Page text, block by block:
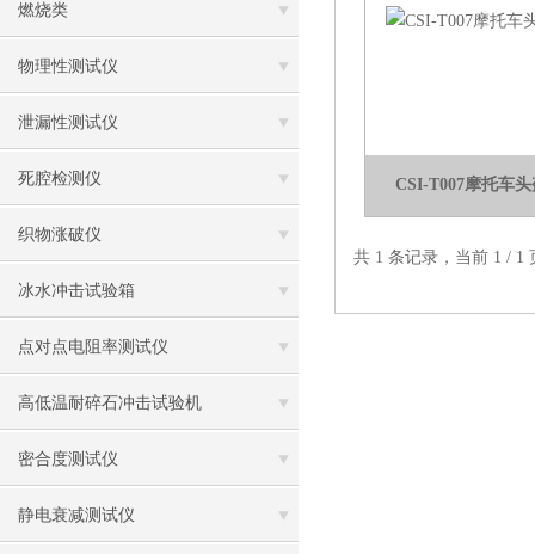
燃烧类
物理性测试仪
泄漏性测试仪
死腔检测仪
织物涨破仪
冰水冲击试验箱
点对点电阻率测试仪
高低温耐碎石冲击试验机
密合度测试仪
静电衰减测试仪
CSI-T007摩托车
共 1 条记录，当前 1 /